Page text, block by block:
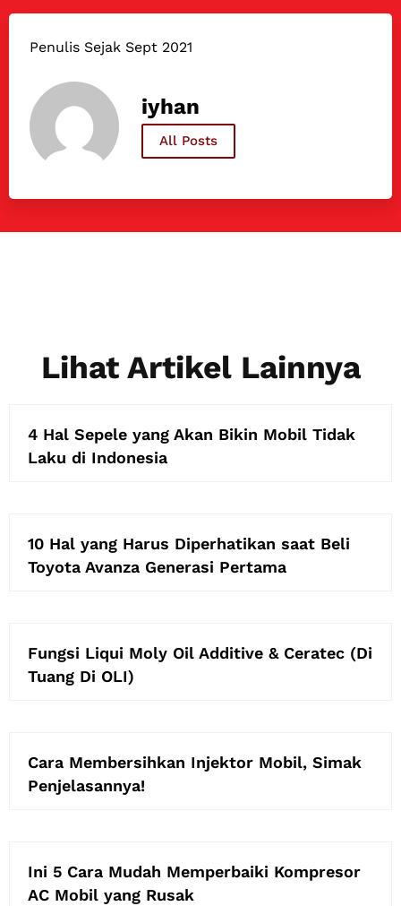
Penulis Sejak Sept 2021
iyhan
All Posts
Lihat Artikel Lainnya
4 Hal Sepele yang Akan Bikin Mobil Tidak
Laku di Indonesia
10 Hal yang Harus Diperhatikan saat Beli
Toyota Avanza Generasi Pertama
Fungsi Liqui Moly Oil Additive & Ceratec (Di
Tuang Di OLI)
Cara Membersihkan Injektor Mobil, Simak
Penjelasannya!
Ini 5 Cara Mudah Memperbaiki Kompresor
AC Mobil yang Rusak